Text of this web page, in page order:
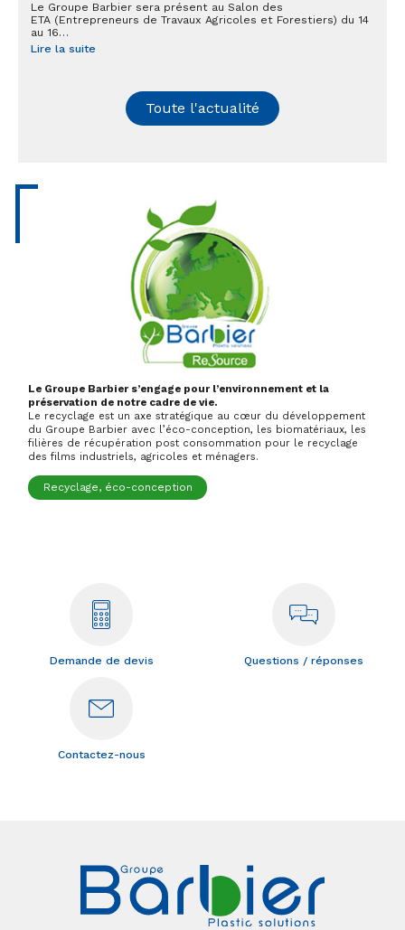
Le Groupe Barbier sera présent au Salon des
ETA (Entrepreneurs de Travaux Agricoles et Forestiers) du 14
au 16…
Lire la suite
Toute l'actualité
Le Groupe Barbier s’engage pour l’environnement et la
préservation de notre cadre de vie.
Le recyclage est un axe stratégique au cœur du développement
du Groupe Barbier avec l’éco-conception, les biomatériaux, les
filières de récupération post consommation pour le recyclage
des films industriels, agricoles et ménagers.
Recyclage, éco-conception
Demande de devis Questions / réponses
Contactez-nous